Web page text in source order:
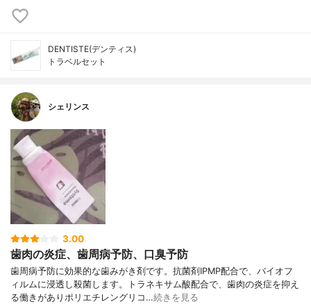
DENTISTE(デンティス)
トラベルセット
シェリンス
3.00
歯肉の炎症、歯周病予防、口臭予防
歯周病予防に効果的な歯みがき剤です。抗菌剤IPMP配合で、バイオフ
ィルムに浸透し殺菌します。トラネキサム酸配合で、歯肉の炎症を抑え
る働きがありポリエチレングリコ…続きを見る